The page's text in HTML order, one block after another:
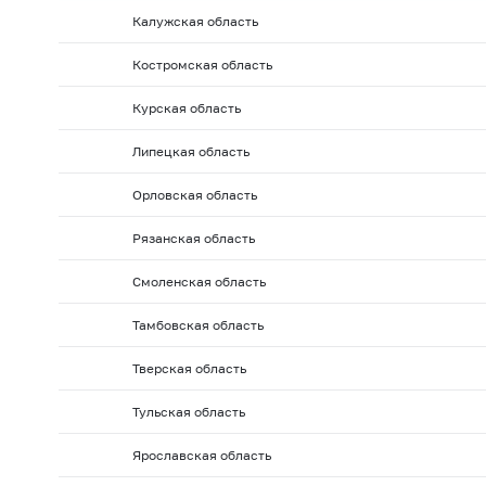
2008 г.: на 01.10
2008 г.: на 01.09
2008 г.: на 01.02
2008 г.: на 01.01
2005 г.: на 01.06
2005 г.: на 01.05
2004 г.: на 01.10
2004 г.: на 01.09
2002 г.: на 01.02
2002 г.: на 01.01
2001 г.: на 01.06
2001 г.: на 01.05
Калужская область
Костромская область
Курская область
Липецкая область
Орловская область
Рязанская область
Смоленская область
Тамбовская область
Тверская область
Тульская область
Ярославская область